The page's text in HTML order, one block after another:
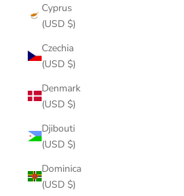
Cyprus
(USD $)
Czechia
(USD $)
Denmark
(USD $)
Djibouti
(USD $)
Dominica
(USD $)